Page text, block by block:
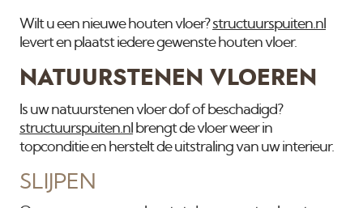
Wilt u een nieuwe houten vloer?structuurspuiten.nl
levert en plaatst iedere gewenste houten vloer.
NATUURSTENEN VLOEREN
Is uw natuurstenen vloer dof of beschadigd?
structuurspuiten.nl brengt de vloer weer in
topconditie en herstelt de uitstraling van uw interieur.
SLIJPEN